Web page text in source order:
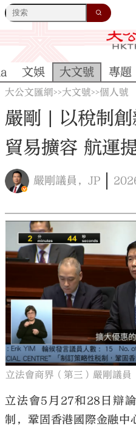
大公
文娛 大文號 專題
大公文匯網>>大文號>>個人號
嚴剛 | 以稅制
貿易擴容 航運
嚴剛議員，JP
立法會商界（第三）嚴剛議員
立法會5月27和28日辯
制，鞏固香港國際金融中